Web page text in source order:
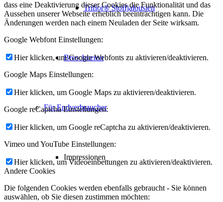
Triflor® Stoffjalousien
Broschueren
Für Endverbraucher
Impressionen
dass eine Deaktivierung dieser Cookies die Funktionalität und das
Aussehen unserer Webseite erheblich beeinträchtigen kann. Die
Änderungen werden nach einem Neuladen der Seite wirksam.
Google Webfont Einstellungen:
Hier klicken, um Google Webfonts zu aktivieren/deaktivieren.
Google Maps Einstellungen:
Hier klicken, um Google Maps zu aktivieren/deaktivieren.
Google reCaptcha Einstellungen:
Hier klicken, um Google reCaptcha zu aktivieren/deaktivieren.
Vimeo und YouTube Einstellungen:
Hier klicken, um Videoeinbettungen zu aktivieren/deaktivieren.
Andere Cookies
Die folgenden Cookies werden ebenfalls gebraucht - Sie können
auswählen, ob Sie diesen zustimmen möchten: